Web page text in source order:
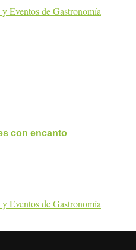
con encanto